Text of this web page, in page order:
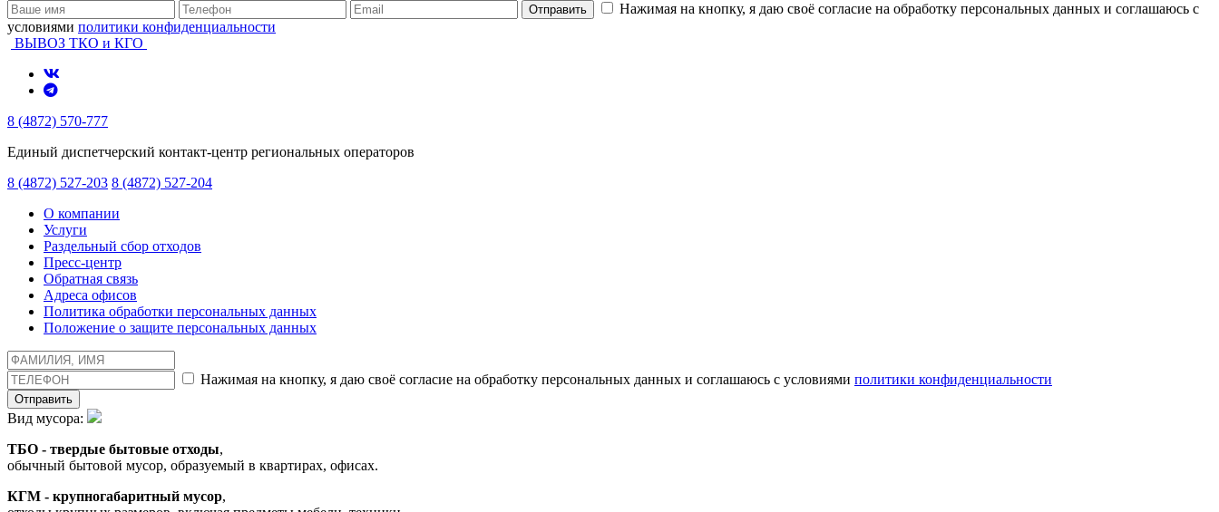
Отправить
Нажимая на кнопку, я даю своё согласие на обработку персональных данных и соглашаюсь с
условиями политики конфиденциальности
ВЫВОЗ ТКО и КГО
8 (4872) 570-777
Единый диспетчерский контакт-центр региональных операторов
8 (4872) 527-203 8 (4872) 527-204
О компании
Услуги
Раздельный сбор отходов
Пресс-центр
Обратная связь
Адреса офисов
Политика обработки персональных данных
Положение о защите персональных данных
Нажимая на кнопку, я даю своё согласие на обработку персональных данных и соглашаюсь с условиями политики конфиденциальности
Отправить
Вид мусора:
ТБО - твердые бытовые отходы,
обычный бытовой мусор, образуемый в квартирах, офисах.
КГМ - крупногабаритный мусор,